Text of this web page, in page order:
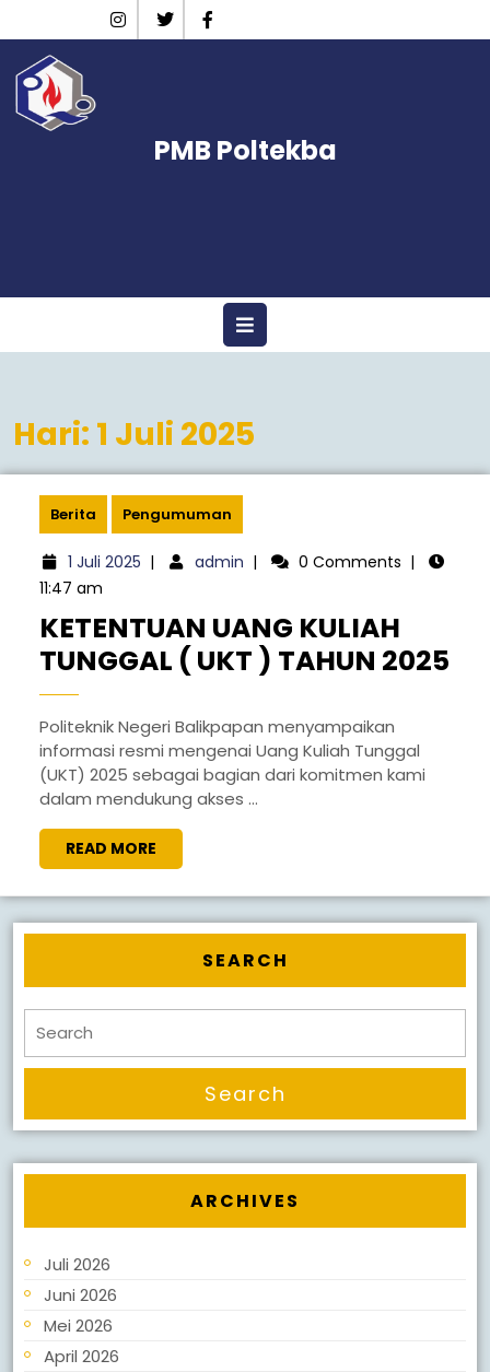
to
content
InstagramTwitter
PMB Poltekba
Menu
Hari: 1 Juli 2025
Berita Pengumuman
1 Juli 20251 | admin admin
| 0 Comments |
11:47 am
KETENTUAN UANG KULIAH
TUNGGAL ( UKT ) TAHUN 2025
Politeknik Negeri Balikpapan menyampaikan
informasi resmi mengenai Uang Kuliah Tunggal
(UKT) 2025 sebagai bagian dari komitmen kami
dalam mendukung akses ...
READ MORE
MORE
SEARCH
Search
for:
ARCHIVES
Juli 2026
Juni 2026
Mei 2026
April 2026